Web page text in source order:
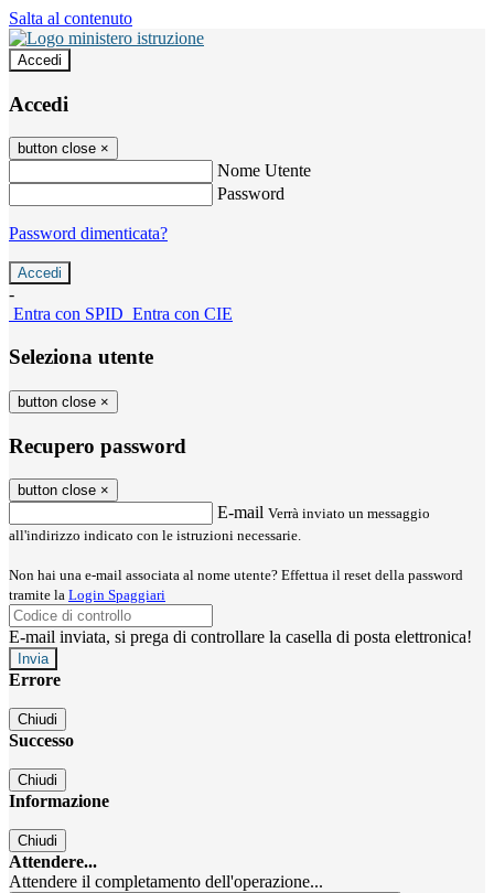
Salta al contenuto
Accedi
Accedi
button close ×
Nome Utente
Password
Password dimenticata?
-
Entra con SPID Entra con CIE
Seleziona utente
button close ×
Recupero password
button close ×
E-mail Verrà inviato un messaggio
all'indirizzo indicato con le istruzioni necessarie.
Non hai una e-mail associata al nome utente? Effettua il reset della password
tramite la Login Spaggiari
E-mail inviata, si prega di controllare la casella di posta elettronica!
Errore
Chiudi
Successo
Chiudi
Informazione
Chiudi
Attendere...
Attendere il completamento dell'operazione...